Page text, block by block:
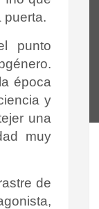
puerta.
punto
época
y
una
muy
de